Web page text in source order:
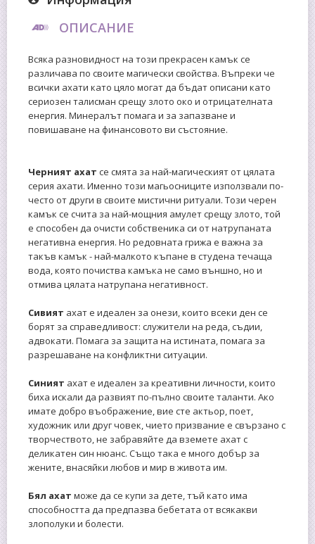
ОПИСАНИЕ
Всяка разновидност на този прекрасен камък се
различава по своите магически свойства. Въпреки че
всички ахати като цяло могат да бъдат описани като
сериозен талисман срещу злото око и отрицателната
енергия. Минералът помага и за запазване и
повишаване на финансовото ви състояние.
Черният ахат се смята за най-магическият от цялата
серия ахати. Именно този магьосниците използвали по-
често от други в своите мистични ритуали. Този черен
камък се счита за най-мощния амулет срещу злото, той
е способен да очисти собственика си от натрупаната
негативна енергия. Но редовната грижа е важна за
такъв камък - най-малкото къпане в студена течаща
вода, която почиства камъка не само външно, но и
отмива цялата натрупана негативност.
Сивият ахат е идеален за онези, които всеки ден се
борят за справедливост: служители на реда, съдии,
адвокати. Помага за защита на истината, помага за
разрешаване на конфликтни ситуации.
Синият ахат е идеален за креативни личности, които
биха искали да развият по-пълно своите таланти. Ако
имате добро въображение, вие сте актьор, поет,
художник или друг човек, чието призвание е свързано с
творчеството, не забравяйте да вземете ахат с
деликатен син нюанс. Също така е много добър за
жените, внасяйки любов и мир в живота им.
Бял ахат може да се купи за дете, тъй като има
способността да предпазва бебетата от всякакви
злополуки и болести.